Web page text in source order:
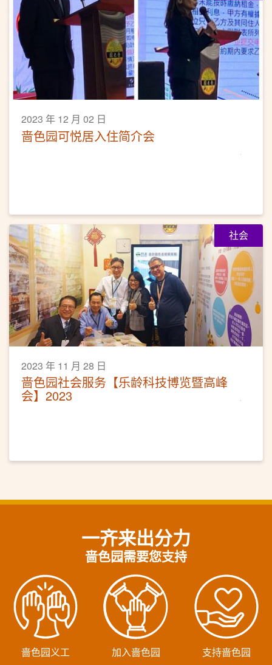
2023 年 12 月 02 日
啬色园可悦居入住简介会
社会
2023 年 11 月 28 日
啬色园社会服务【乐龄科技博览暨高峰
会】2023
一齐来出分力
啬色园需要您支持
啬色园义工 加入啬色园 支持啬色园